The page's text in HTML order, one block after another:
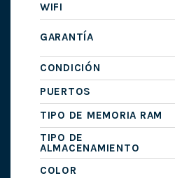
WIFI
GARANTÍA
CONDICIÓN
PUERTOS
TIPO DE MEMORIA RAM
TIPO DE
ALMACENAMIENTO
COLOR